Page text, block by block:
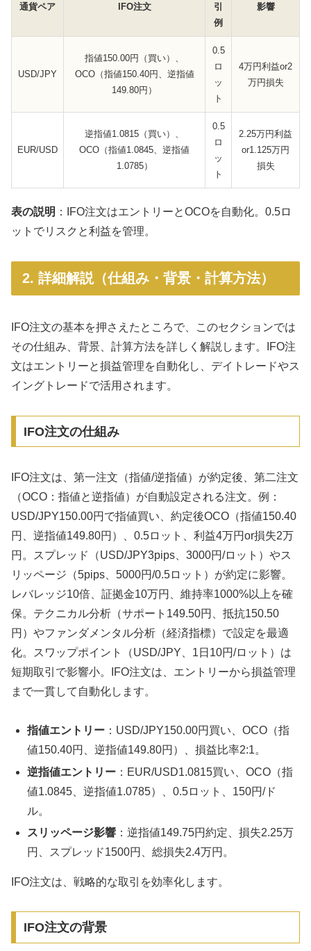
通貨ペア IFO注文
引
例
影響
USD/JPY
指値150.00円（買い）、
OCO（指値150.40円、逆指値
149.80円）
0.5
ロ
ッ
ト
4万円利益or2
万円損失
EUR/USD
逆指値1.0815（買い）、
OCO（指値1.0845、逆指値
1.0785）
0.5
ロ
ッ
ト
2.25万円利益
or1.125万円
損失
表の説明 ：IFO注文はエントリーとOCOを自動化。0.5ロ
ットでリスクと利益を管理。
2. 詳細解説（仕組み・背景・計算方法）
IFO注文の基本を押さえたところで、このセクションでは
その仕組み、背景、計算方法を詳しく解説します。IFO注
文はエントリーと損益管理を自動化し、デイトレードやス
イングトレードで活用されます。
IFO注文の仕組み
IFO注文は、第一注文（指値/逆指値）が約定後、第二注文
（OCO：指値と逆指値）が自動設定される注文。例：
USD/JPY150.00円で指値買い、約定後OCO（指値150.40
円、逆指値149.80円）、0.5ロット、利益4万円or損失2万
円。スプレッド（USD/JPY3pips、3000円/ロット）やス
リッページ（5pips、5000円/0.5ロット）が約定に影響。
レバレッジ10倍、証拠金10万円、維持率1000%以上を確
保。テクニカル分析（サポート149.50円、抵抗150.50
円）やファンダメンタル分析（経済指標）で設定を最適
化。スワップポイント（USD/JPY、1日10円/ロット）は
短期取引で影響小。IFO注文は、エントリーから損益管理
まで一貫して自動化します。
指値エントリー ：USD/JPY150.00円買い、OCO（指
値150.40円、逆指値149.80円）、損益比率2:1。
逆指値エントリー ：EUR/USD1.0815買い、OCO（指
値1.0845、逆指値1.0785）、0.5ロット、150円/ド
ル。
スリッページ影響 ：逆指値149.75円約定、損失2.25万
円、スプレッド1500円、総損失2.4万円。
IFO注文は、戦略的な取引を効率化します。
IFO注文の背景